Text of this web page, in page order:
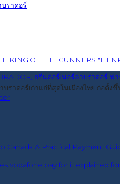
ราดอร์
ราดอร์เก่าแก่ที่สุดในเมืองไทย ก่อตั้
Canada A Practical Payment
vodafone pay for it explained